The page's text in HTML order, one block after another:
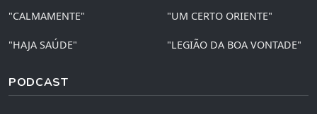
"CALMAMENTE" "UM CERTO ORIENTE"
"HAJA SAÚDE" "LEGIÃO DA BOA VONTADE"
PODCAST